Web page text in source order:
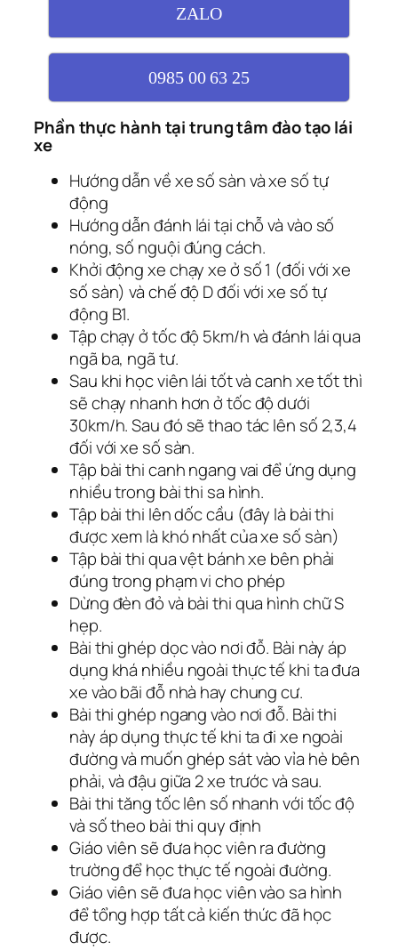
ZALO
0985 00 63 25
Phần thực hành tại trung tâm đào tạo lái
xe
Hướng dẫn về xe số sàn và xe số tự
động
Hướng dẫn đánh lái tại chỗ và vào số
nóng, số nguội đúng cách.
Khởi động xe chạy xe ở số 1 (đối với xe
số sàn) và chế độ D đối với xe số tự
động B1.
Tập chạy ở tốc độ 5km/h và đánh lái qua
ngã ba, ngã tư.
Sau khi học viên lái tốt và canh xe tốt thì
sẽ chạy nhanh hơn ở tốc độ dưới
30km/h. Sau đó sẽ thao tác lên số 2,3,4
đối với xe số sàn.
Tập bài thi canh ngang vai để ứng dụng
nhiều trong bài thi sa hình.
Tập bài thi lên dốc cầu (đây là bài thi
được xem là khó nhất của xe số sàn)
Tập bài thi qua vệt bánh xe bên phải
đúng trong phạm vi cho phép
Dừng đèn đỏ và bài thi qua hình chữ S
hẹp.
Bài thi ghép dọc vào nơi đỗ. Bài này áp
dụng khá nhiều ngoài thực tế khi ta đưa
xe vào bãi đỗ nhà hay chung cư.
Bài thi ghép ngang vào nơi đỗ. Bài thi
này áp dụng thực tế khi ta đi xe ngoài
đường và muốn ghép sát vào vỉa hè bên
phải, và đậu giữa 2 xe trước và sau.
Bài thi tăng tốc lên số nhanh với tốc độ
và số theo bài thi quy định
Giáo viên sẽ đưa học viên ra đường
trường để học thực tế ngoài đường.
Giáo viên sẽ đưa học viên vào sa hình
để tổng hợp tất cả kiến thức đã học
được.